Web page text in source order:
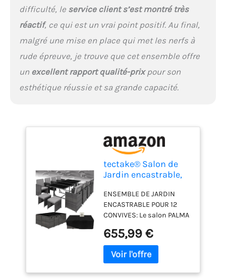
chaises (53 x 53 x 87 cm),
4 tabourets (41 x 41 x 33
plaques de verre. Montage
simplifié grâce au manuel
illustré fourni avec votre
salon de jardin.
difficulté, le service client s’est montré très
réactif, ce qui est un vrai point positif. Au final,
malgré une mise en place qui met les nerfs à
rude épreuve, je trouve que cet ensemble offre
un excellent rapport qualité-prixpour son
esthétique réussie et sa grande capacité.
tectake® Salon de
Jardin encastrable,
tressée, Housse
ENSEMBLE DE JARDIN
ENCASTRABLE POUR 12
CONVIVES: Le salon PALMA
places avec 8 chaises, 4
tabourets et une table à
plaques de verre. Parfait
655,99 €